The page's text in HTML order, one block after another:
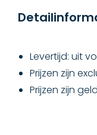
Levertijd: uit
Prijzen zijn
Prijzen zijn